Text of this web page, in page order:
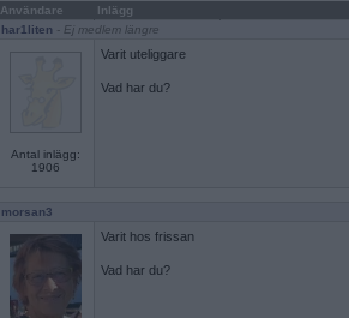
Användare
Inlägg
har1liten - Ej medlem längre
Antal inlägg:
1906
Varit uteliggare
Vad har du?
morsan3
Varit hos frissan
Vad har du?